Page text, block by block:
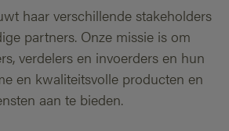
haar verschillende stakeholders
partners. Onze missie is om
verdelers en invoerders en hun
en kwaliteitsvolle producten en
aan te bieden.